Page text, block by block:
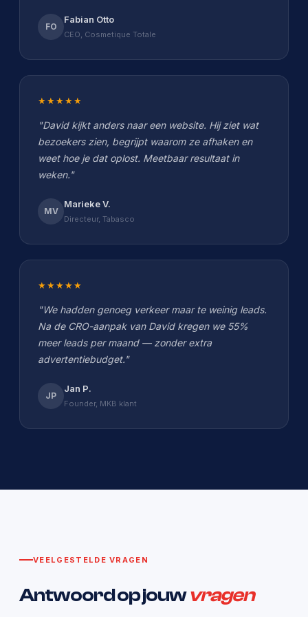
FO
Fabian Otto
CEO, Cosmetique Totale
★★★★★
"David kijkt anders naar een website. Hij ziet wat
bezoekers zien, begrijpt waarom ze afhaken en
weet hoe je dat oplost. Meetbaar resultaat in
weken."
MV
Marieke V.
Directeur, Tabasco
★★★★★
"We hadden genoeg verkeer maar te weinig leads.
Na de CRO-aanpak van David kregen we 55%
meer leads per maand — zonder extra
advertentiebudget."
JP
Jan P.
Founder, MKB klant
VEELGESTELDE VRAGEN
Antwoord op jouwvragen